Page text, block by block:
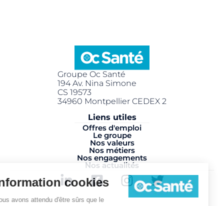
Groupe Oc Santé
194 Av. Nina Simone
CS 19573
34960 Montpellier CEDEX 2
Liens utiles
Offres d'emploi
Le groupe
Nos valeurs
Nos métiers
Nos engagements
Nos actualités